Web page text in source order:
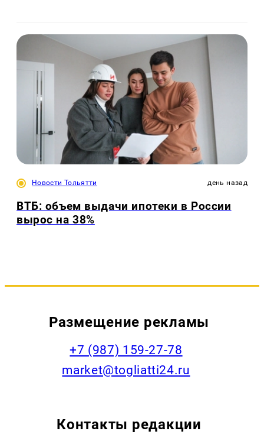
Новости Тольятти день назад
ВТБ: объем выдачи ипотеки в России
вырос на 38%
Размещение рекламы
+7 (987) 159-27-78
market@togliatti24.ru
Контакты редакции